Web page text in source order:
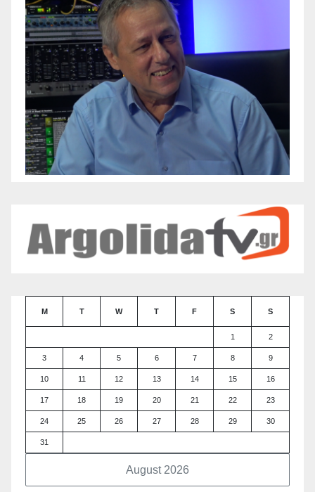
August 2026
M T W T F S S
1 2
3 4 5 6 7 8 9
10 11 12 13 14 15 16
17 18 19 20 21 22 23
24 25 26 27 28 29 30
31